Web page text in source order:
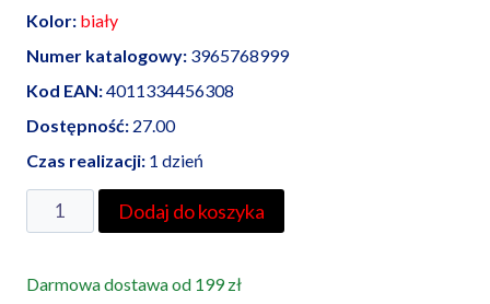
Kolor: biały
Numer katalogowy: 3965768999
Kod EAN:4011334456308
Dostępność: 27.00
Czas realizacji: 1 dzień
ilość
Berker
Kwadrat
Dodaj do koszyka
Darmowa dostawa od 199 zł